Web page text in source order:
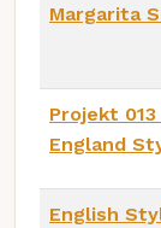
Margarita
Projekt
England
English